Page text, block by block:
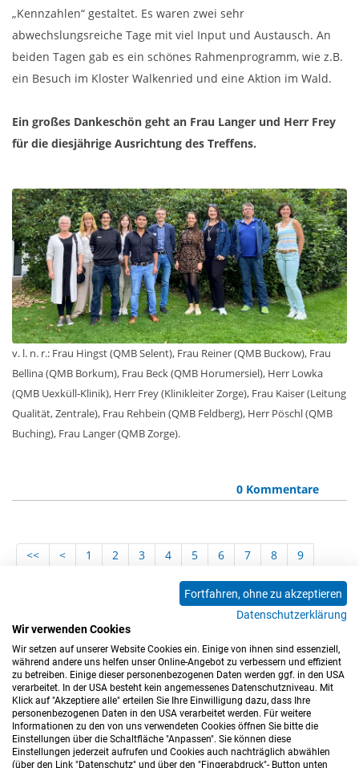
„Kennzahlen“ gestaltet. Es waren zwei sehr
abwechslungsreiche Tage mit viel Input und Austausch. An
beiden Tagen gab es ein schönes Rahmenprogramm, wie z.B.
ein Besuch im Kloster Walkenried und eine Aktion im Wald.
Ein großes Dankeschön geht an Frau Langer und Herr Frey
für die diesjährige Ausrichtung des Treffens.
v. l. n. r.: Frau Hingst (QMB Selent), Frau Reiner (QMB Buckow), Frau
Bellina (QMB Borkum), Frau Beck (QMB Horumersiel), Herr Lowka
(QMB Uexküll-Klinik), Herr Frey (Klinikleiter Zorge), Frau Kaiser (Leitung
Qualität, Zentrale), Frau Rehbein (QMB Feldberg), Herr Pöschl (QMB
Buching), Frau Langer (QMB Zorge).
0 Kommentare
<< < 1 2 3 4 5 6 7 8
9
15 16 17
18
24 25 26
27
28
29 30 31
37
> >>
Fortfahren, ohne zu akzeptieren
Datenschutzerklärung
Wir verwenden Cookies
Wir setzen auf unserer Website Cookies ein. Einige von ihnen sind essenziell,
während andere uns helfen unser Online-Angebot zu verbessern und effizient
zu betreiben. Einige dieser personenbezogenen Daten werden ggf. in den USA
verarbeitet. In der USA besteht kein angemessenes Datenschutzniveau. Mit
Klick auf "Akzeptiere alle" erteilen Sie Ihre Einwilligung dazu, dass Ihre
personenbezogenen Daten in den USA verarbeitet werden. Für weitere
Informationen zu den von uns verwendeten Cookies öffnen Sie bitte die
Einstellungen über die Schaltfläche "Anpassen". Sie können diese
Einstellungen jederzeit aufrufen und Cookies auch nachträglich abwählen
(über den Link "Datenschutz" und über den "Fingerabdruck"- Button unten